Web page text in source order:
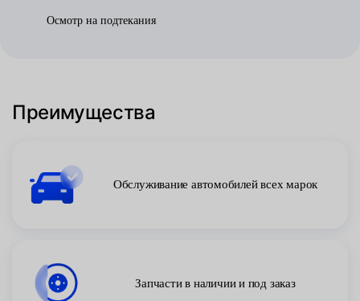
Осмотр на подтекания
Преимущества
Обслуживание автомобилей всех марок
Запчасти в наличии и под заказ